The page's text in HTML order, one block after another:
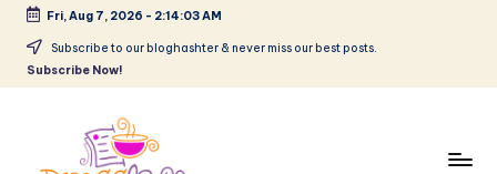
Skip
Fri, Aug 7, 2026 - 2:14:04 AM
Subscribe to our bloghashter & never miss our best posts.
Subscribe Now!